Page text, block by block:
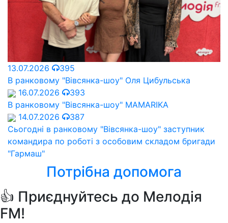
13.07.2026
395
В ранковому "Вівсянка-шоу" Оля Цибульська
16.07.2026
393
В ранковому "Вівсянка-шоу" MAMARIKA
14.07.2026
387
Сьогодні в ранковому "Вівсянка-шоу" заступник
командира по роботі з особовим складом бригади
"Гармаш"
Потрібна допомога
👍 Приєднуйтесь до Мелодія
FM!